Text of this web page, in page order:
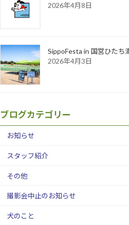
2026年4月8日
SippoFesta in 国営ひたち
2026年4月3日
ブログカテゴリー
お知らせ
スタッフ紹介
その他
撮影会中止のお知らせ
犬のこと